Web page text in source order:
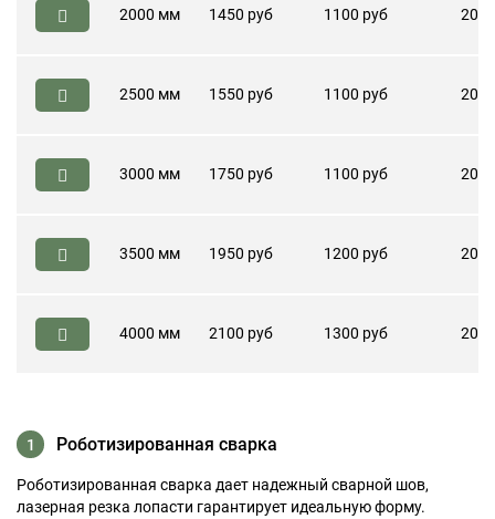
2000 мм 1450 руб 1100 руб 200
2500 мм 1550 руб 1100 руб 200
3000 мм 1750 руб 1100 руб 200
3500 мм 1950 руб 1200 руб 200
4000 мм 2100 руб 1300 руб 200
1 Роботизированная сварка
Роботизированная сварка дает надежный сварной шов,
лазерная резка лопасти гарантирует идеальную форму.